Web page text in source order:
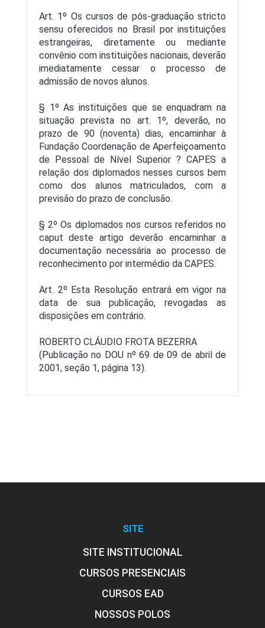
Art. 1º Os cursos de pós-graduação stricto
sensu oferecidos no Brasil por instituições
estrangeiras, diretamente ou mediante
convênio com instituições nacionais, deverão
imediatamente cessar o processo de
admissão de novos alunos.
§ 1º As instituições que se enquadram na
situação prevista no art. 1º, deverão, no
prazo de 90 (noventa) dias, encaminhar à
Fundação Coordenação de Aperfeiçoamento
de Pessoal de Nível Superior ? CAPES a
relação dos diplomados nesses cursos bem
como dos alunos matriculados, com a
previsão do prazo de conclusão.
§ 2º Os diplomados nos cursos referidos no
caput deste artigo deverão encaminhar a
documentação necessária ao processo de
reconhecimento por intermédio da CAPES.
Art. 2º Esta Resolução entrará em vigor na
data de sua publicação, revogadas as
disposições em contrário.
ROBERTO CLÁUDIO FROTA BEZERRA
(Publicação no DOU nº 69 de 09 de abril de
2001, seção 1, página 13).
SITE
SITE INSTITUCIONAL
CURSOS PRESENCIAIS
CURSOS EAD
NOSSOS POLOS